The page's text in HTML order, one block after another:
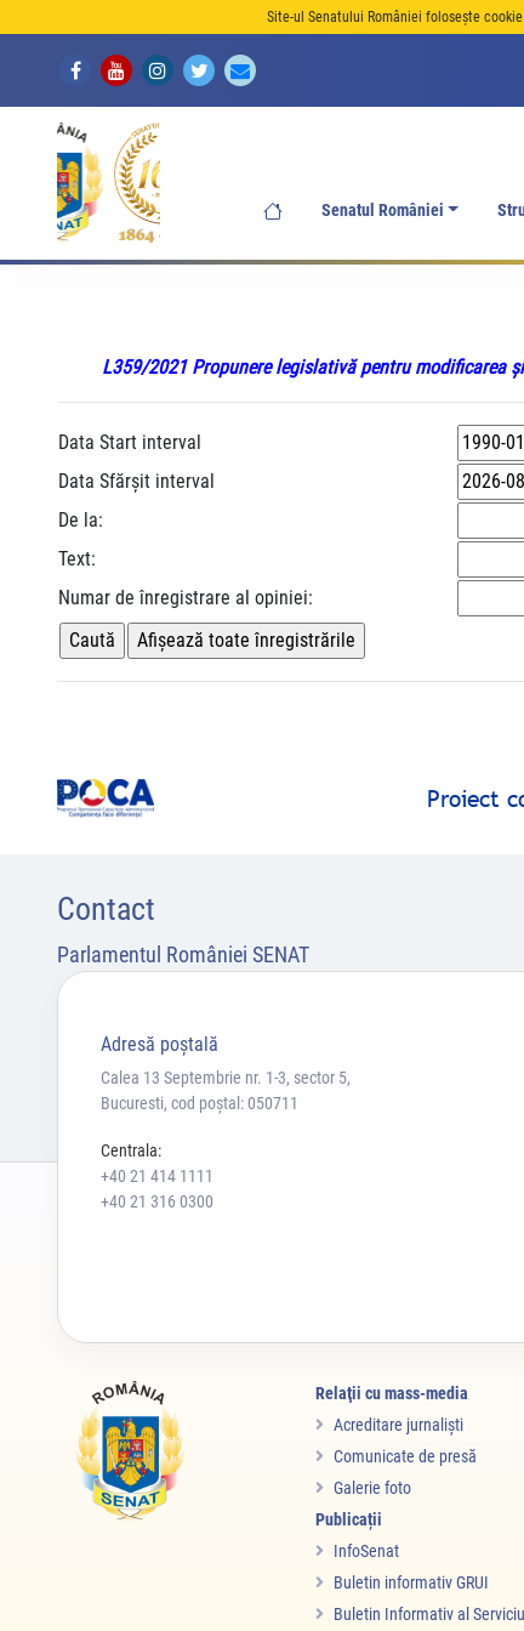
Site-ul Senatului României folosește
Senatul României
L359/2021 Propunere legislativă pentru modificarea
Data Start interval
Data Sfărșit interval
De la:
Text:
Numar de înregistrare al opiniei:
Proiect
Contact
Parlamentul României SENAT
Adresă poştală
Calea 13 Septembrie nr. 1-3, sector 5,
Bucuresti, cod poștal: 050711
Centrala:
+40 21 414 1111
+40 21 316 0300
Relaţii cu mass-media
Acreditare jurnalişti
Comunicate de presă
Galerie foto
Publicații
InfoSenat
Buletin informativ GRUI
Buletin Informativ al